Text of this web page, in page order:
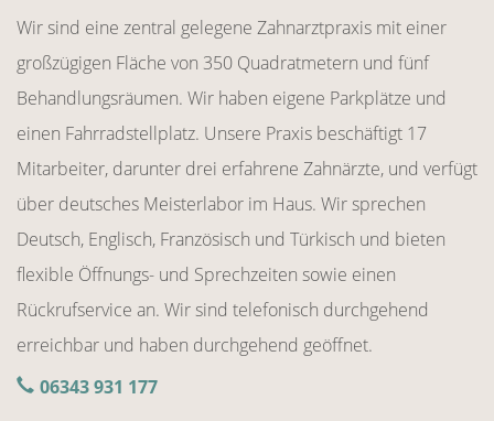
Wir sind eine zentral gelegene Zahnarztpraxis mit einer
großzügigen Fläche von 350 Quadratmetern und fünf
Behandlungsräumen. Wir haben eigene Parkplätze und
einen Fahrradstellplatz. Unsere Praxis beschäftigt 17
Mitarbeiter, darunter drei erfahrene Zahnärzte, und verfügt
über deutsches Meisterlabor im Haus. Wir sprechen
Deutsch, Englisch, Französisch und Türkisch und bieten
flexible Öffnungs- und Sprechzeiten sowie einen
Rückrufservice an. Wir sind telefonisch durchgehend
erreichbar und haben durchgehend geöffnet.
06343 931 177